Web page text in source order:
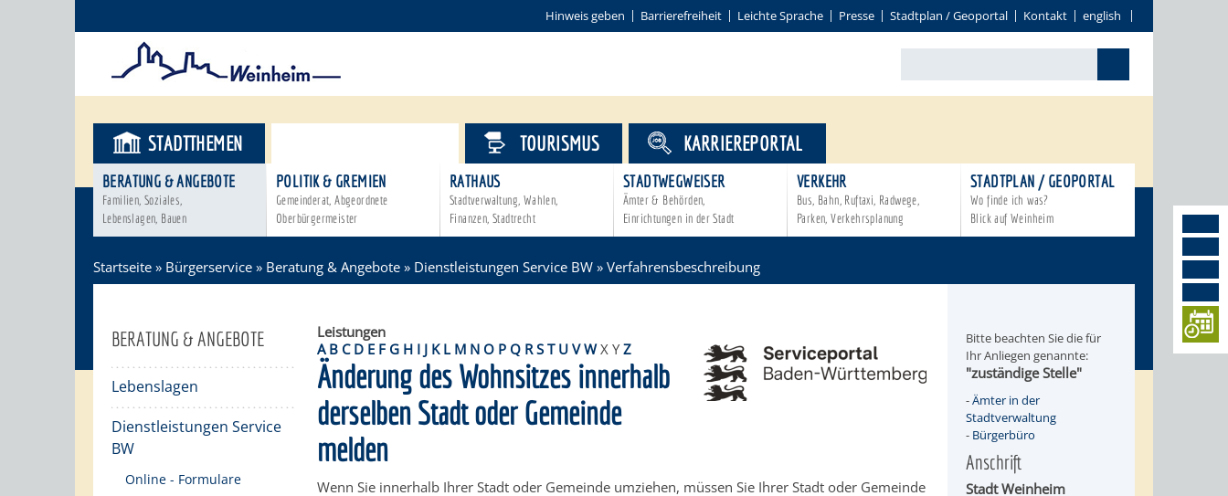
Hinweis geben Barrierefreiheit Leichte Sprache Presse Stadtplan / Geoportal Kontakt english
STADTTHEMEN
BERATUNG & ANGEBOTE
Familien, Soziales,
Lebenslagen, Bauen
POLITIK & GREMIEN
Gemeinderat, Abgeordnete
Oberbürgermeister
RATHAUS
Stadtverwaltung, Wahlen,
Finanzen, Stadtrecht
STADTWEGWEISER
Ämter & Behörden,
Einrichtungen in der Stadt
VERKEHR
Bus, Bahn, Ruftaxi, Radwege,
Parken, Verkehrsplanung
STADTPLAN / GEOPORTAL
Wo finde ich was?
Blick auf Weinheim
TOURISMUS KARRIEREPORTAL
Startseite » Bürgerservice » Beratung & Angebote » Dienstleistungen Service BW » Verfahrensbeschreibung
BERATUNG & ANGEBOTE
Lebenslagen
Dienstleistungen Service
BW
Online - Formulare
Leistungen
A B C D E F G H I J K L M N O P Q R S T U V W X Y Z
Änderung des Wohnsitzes innerhalb
derselben Stadt oder Gemeinde
melden
Wenn Sie innerhalb Ihrer Stadt oder Gemeinde umziehen, müssen Sie Ihrer Stadt oder Gemeinde
Bitte beachten Sie die für
Ihr Anliegen genannte:
"zuständige Stelle"
-Ämter in der
Stadtverwaltung
- Bürgerbüro
Anschrift
Stadt Weinheim